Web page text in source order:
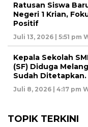
Ratusan Siswa
Negeri 1 Krian,
Positif
Juli 13, 2026 | 5:51 pm
Kepala Sekolah
(SF) Diduga
Sudah Ditetapkan.
Juli 8, 2026 | 4:17 pm
TOPIK TERKINI